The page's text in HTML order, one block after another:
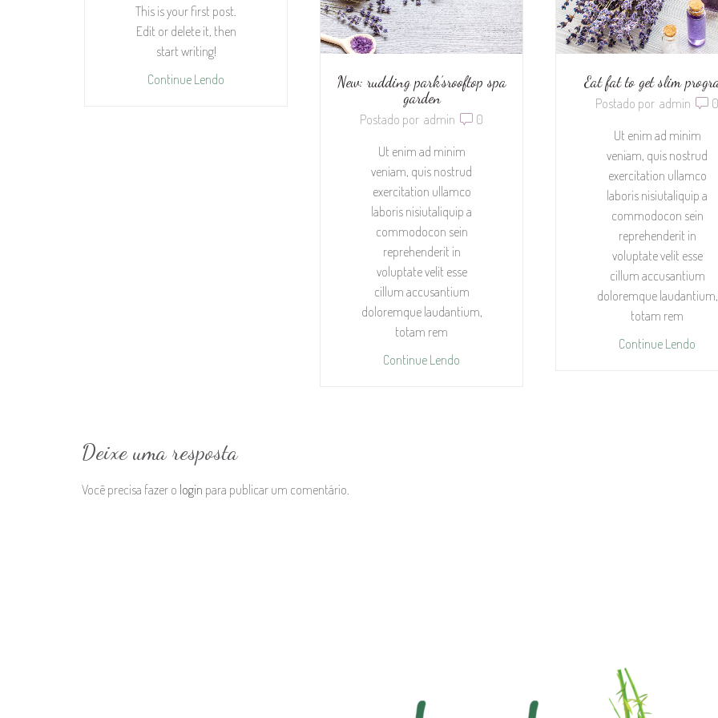
This is your first post.
Edit or delete it, then
start writing!
Continue Lendo
New: rudding park’srooftop spa
garden
Postado por admin
0
Ut enim ad minim
veniam, quis nostrud
exercitation ullamco
laboris nisiutaliquip a
commodocon sein
reprehenderit in
voluptate velit esse
cillum accusantium
doloremque laudantium,
totam rem
Continue Lendo
Eat fat to get slim
Postado por admin
0
Ut enim ad minim
veniam, quis nostrud
exercitation ullamco
laboris nisiutaliquip a
commodocon sein
reprehenderit in
voluptate velit esse
cillum accusantium
doloremque laudantium,
totam rem
Continue Lendo
Deixe uma resposta
Você precisa fazer o login para publicar um comentário.